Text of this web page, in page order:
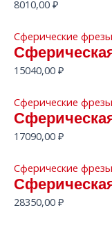
8010,00 ₽
Сферические фрезы
15040,00 ₽
Сферические фрезы
17090,00 ₽
Сферические фрезы
28350,00 ₽